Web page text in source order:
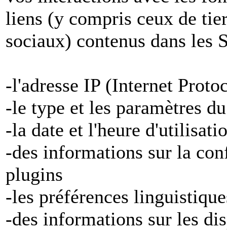
liens (y compris ceux de
sociaux) contenus dans les
-l'adresse IP (Internet
-le type et les paramètres
-la date et l'heure
-des informations sur la
plugins
-les préférences
-des informations sur les